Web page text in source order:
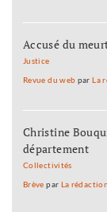
Accusé du
Justice
Revue du web par La
Christine
département
Collectivités
Brève par La rédaction